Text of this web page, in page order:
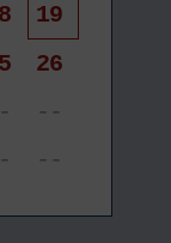
19
26
--
--